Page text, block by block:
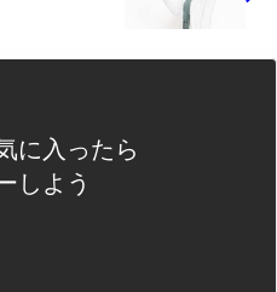
に入ったら
しよう